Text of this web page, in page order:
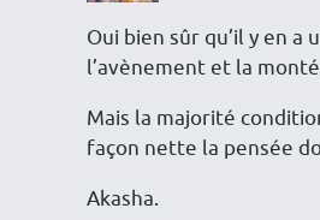
Oui bien sûr qu’il y en
l’avènement et la
Mais la majorité
façon nette la pensée
Akasha.